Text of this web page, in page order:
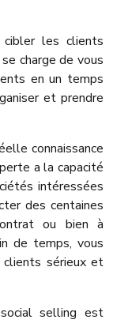
cibler les clients
charge de vous
en un temps
et prendre
connaissance
a la capacité
intéressées
des centaines
ou bien à
de temps, vous
clients sérieux et
selling est